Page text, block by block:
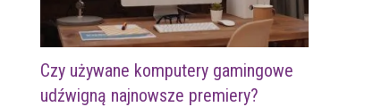
Czy używane komputery gamingowe
udźwigną najnowsze premiery?